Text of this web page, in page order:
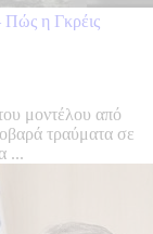
Πώς η Γκρέις
μοντέλου από
τραύματα σε
...